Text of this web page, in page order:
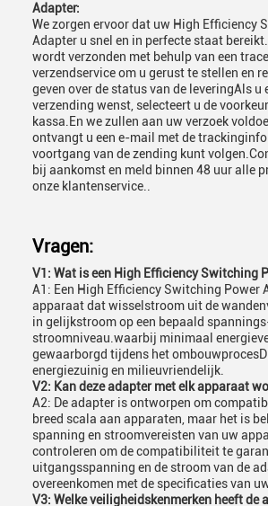
Adapter:
We zorgen ervoor dat uw High Efficiency
Adapter u snel en in perfecte staat
wordt verzonden met behulp van een
verzendservice om u gerust te stellen en
geven over de status van de leveringAls u
verzending wenst, selecteert u de
kassa.En we zullen aan uw verzoek
ontvangt u een e-mail met de
voortgang van de zending kunt
bij aankomst en meld binnen 48 uur alle
onze klantenservice..
Vragen:
V1: Wat is een High Efficiency Switching
A1: Een High Efficiency Switching Power
apparaat dat wisselstroom uit de
in gelijkstroom op een bepaald
stroomniveau.waarbij minimaal
gewaarborgd tijdens het
energiezuinig en milieuvriendelijk.
V2: Kan deze adapter met elk apparaat
A2: De adapter is ontworpen om
breed scala aan apparaten, maar het is
spanning en stroomvereisten van uw
controleren om de compatibiliteit te
uitgangsspanning en de stroom van de
overeenkomen met de specificaties van
V3: Welke veiligheidskenmerken heeft de